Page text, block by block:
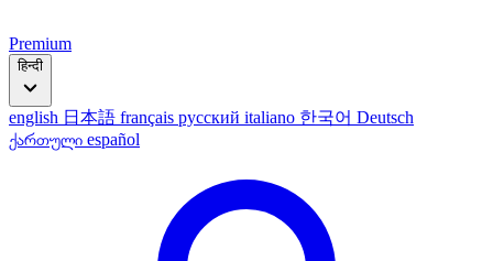
Premium
हिन्दी
english 日本語 français русский italiano 한국어 Deutsch
ქართული español